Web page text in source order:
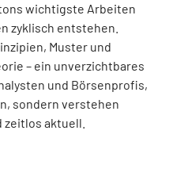
wichtigste Arbeiten
zyklisch entstehen.
Muster und
– ein unverzichtbares
und Börsenprofis,
sondern verstehen
aktuell.